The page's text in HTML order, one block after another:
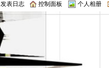
发表日志 控制面板 个人相册